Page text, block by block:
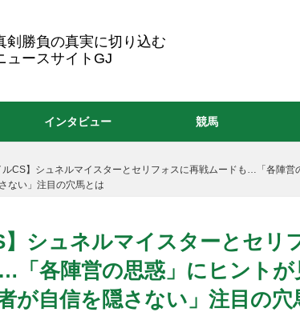
剣勝負の真実に切り込む
ュースサイトGJ
ルCS】シュネルマイスターとセリフォスに再戦ムードも…「各陣営
ない」注目の穴馬とは
】シュネルマイスターとセリ
「各陣営の思惑」にヒントが
が自信を隠さない」注目の穴
インタビュー 競馬